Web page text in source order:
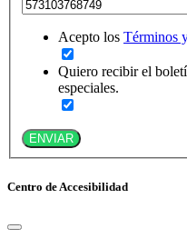
Acepto los Términos
Quiero recibir el
especiales.
ENVIAR
Centro de Accesibilidad